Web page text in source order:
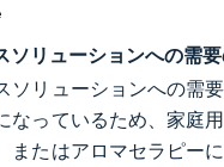
ソリューションへの需
ソリューションへの需
なっているため、家庭
またはアロマセラピー